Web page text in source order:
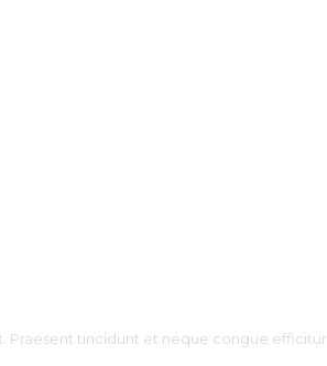
Praesent tincidunt et neque congue efficitur.